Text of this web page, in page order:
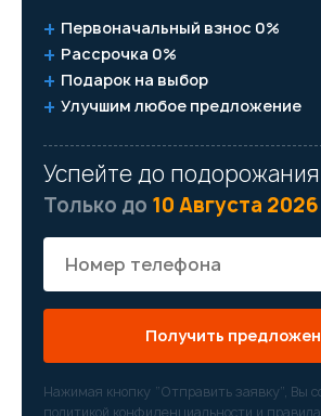
Первоначальный взнос 0%
Рассрочка 0%
Подарок на выбор
Улучшим любое предложение
Успейте до подорожания
Только до 10 Августа 2026
Получить
Нажимая кнопку “Отправить заявку”, Вы